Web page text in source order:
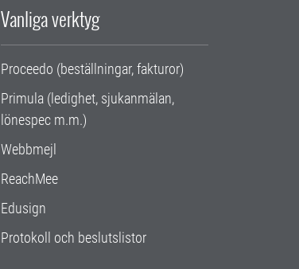
Vanliga verktyg
Proceedo (beställningar, fakturor)
Primula (ledighet, sjukanmälan,
lönespec m.m.)
Webbmejl
ReachMee
Edusign
Protokoll och beslutslistor